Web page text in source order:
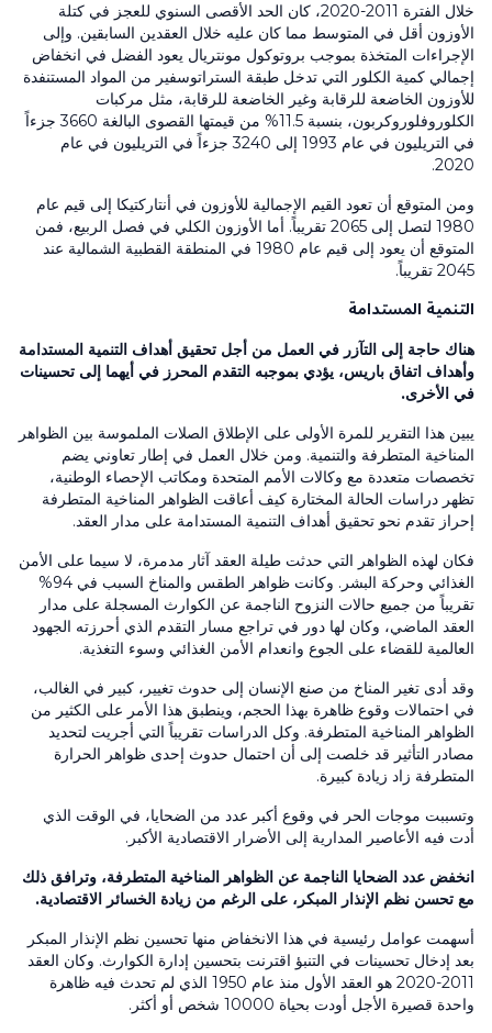
خلال الفترة 2011-2020، كان الحد الأقصى السنوي للعجز في كتلة
الأوزون أقل في المتوسط مما كان عليه خلال العقدين السابقين. وإلى
الإجراءات المتخذة بموجب بروتوكول مونتريال يعود الفضل في انخفاض
إجمالي كمية الكلور التي تدخل طبقة الستراتوسفير من المواد المستنفدة
للأوزون الخاضعة للرقابة وغير الخاضعة للرقابة، مثل مركبات
الكلوروفلوروكربون، بنسبة 11.5% من قيمتها القصوى البالغة 3660 جزءاً
في التريليون في عام 1993 إلى 3240 جزءاً في التريليون في عام
2020.
ومن المتوقع أن تعود القيم الإجمالية للأوزون في أنتاركتيكا إلى قيم عام
1980 لتصل إلى 2065 تقريباً. أما الأوزون الكلي في فصل الربيع، فمن
المتوقع أن يعود إلى قيم عام 1980 في المنطقة القطبية الشمالية عند
2045 تقريباً.
التنمية المستدامة
هناك حاجة إلى التآزر في العمل من أجل تحقيق أهداف التنمية المستدامة
وأهداف اتفاق باريس، يؤدي بموجبه التقدم المحرز في أيهما إلى تحسينات
في الأخرى.
يبين هذا التقرير للمرة الأولى على الإطلاق الصلات الملموسة بين الظواهر
المناخية المتطرفة والتنمية. ومن خلال العمل في إطار تعاوني يضم
تخصصات متعددة مع وكالات الأمم المتحدة ومكاتب الإحصاء الوطنية،
تظهر دراسات الحالة المختارة كيف أعاقت الظواهر المناخية المتطرفة
إحراز تقدم نحو تحقيق أهداف التنمية المستدامة على مدار العقد.
فكان لهذه الظواهر التي حدثت طيلة العقد آثار مدمرة، لا سيما على الأمن
الغذائي وحركة البشر. وكانت ظواهر الطقس والمناخ السبب في 94%
تقريباً من جميع حالات النزوح الناجمة عن الكوارث المسجلة على مدار
العقد الماضي، وكان لها دور في تراجع مسار التقدم الذي أحرزته الجهود
العالمية للقضاء على الجوع وانعدام الأمن الغذائي وسوء التغذية.
وقد أدى تغير المناخ من صنع الإنسان إلى حدوث تغيير، كبير في الغالب،
في احتمالات وقوع ظاهرة بهذا الحجم، وينطبق هذا الأمر على الكثير من
الظواهر المناخية المتطرفة. وكل الدراسات تقريباً التي أجريت لتحديد
مصادر التأثير قد خلصت إلى أن احتمال حدوث إحدى ظواهر الحرارة
المتطرفة زاد زيادة كبيرة.
وتسببت موجات الحر في وقوع أكبر عدد من الضحايا، في الوقت الذي
أدت فيه الأعاصير المدارية إلى الأضرار الاقتصادية الأكبر.
انخفض عدد الضحايا الناجمة عن الظواهر المناخية المتطرفة، وترافق ذلك
مع تحسن نظم الإنذار المبكر، على الرغم من زيادة الخسائر الاقتصادية.
أسهمت عوامل رئيسية في هذا الانخفاض منها تحسين نظم الإنذار المبكر
بعد إدخال تحسينات في التنبؤ اقترنت بتحسين إدارة الكوارث. وكان العقد
2011-2020 هو العقد الأول منذ عام 1950 الذي لم تحدث فيه ظاهرة
واحدة قصيرة الأجل أودت بحياة 10000 شخص أو أكثر.